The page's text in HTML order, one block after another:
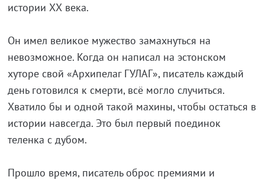
истории ХХ века.
Он имел великое мужество замахнуться на
невозможное. Когда он написал на эстонском
хуторе свой «Архипелаг ГУЛАГ», писатель каждый
день готовился к смерти, всё могло случиться.
Хватило бы и одной такой махины, чтобы остаться в
истории навсегда. Это был первый поединок
теленка с дубом.
Прошло время, писатель оброс премиями и